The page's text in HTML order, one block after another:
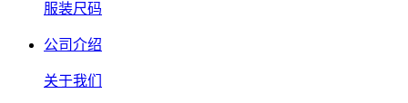
服装尺码
公司介绍
关于我们